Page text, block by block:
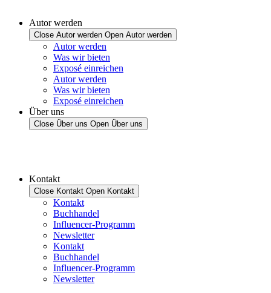
Autor werden
Close Autor werden Open Autor werden
Autor werden
Was wir bieten
Exposé einreichen
Autor werden
Was wir bieten
Exposé einreichen
Über uns
Close Über uns Open Über uns
Kontakt
Close Kontakt Open Kontakt
Kontakt
Buchhandel
Influencer-Programm
Newsletter
Kontakt
Buchhandel
Influencer-Programm
Newsletter